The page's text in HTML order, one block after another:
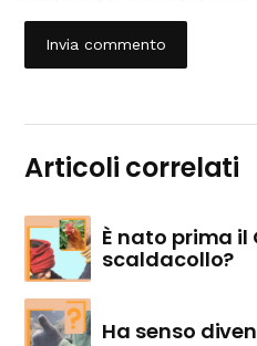
Articoli correlati
È nato prima il
scaldacollo?
Ha senso